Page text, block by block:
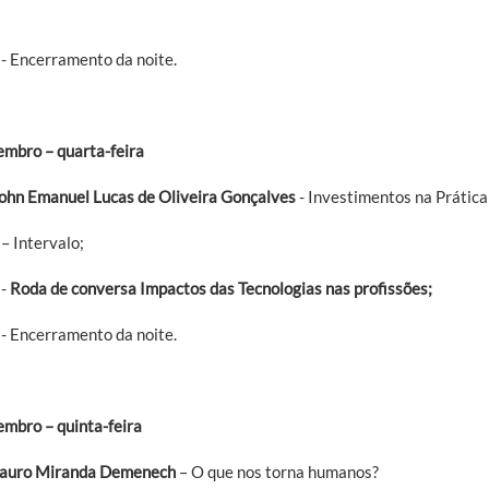
Encerramento da noite.
– quarta-feira
Emanuel Lucas de Oliveira Gonçalves- Investimentos na
Intervalo;
Roda de conversa Impactos das Tecnologias nas profissões;
Encerramento da noite.
– quinta-feira
Miranda Demenech – O que nos torna humanos?